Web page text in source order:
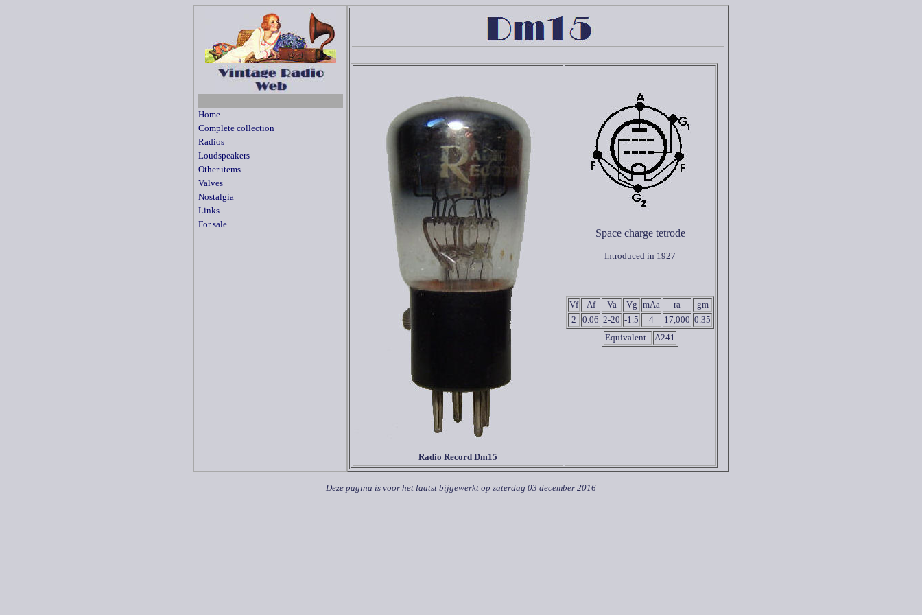
Home
Complete collection
Radios
Loudspeakers
Other items
Valves
Nostalgia
Links
For sale
Radio Record Dm15
Space charge tetrode
Introduced in 1927
Vf Af Va Vg mAa ra
gm
2
0.06 2-20 -1.5 4 17,000 0.35
Equivalent
A241
Deze pagina is voor het laatst bijgewerkt op zaterdag 03 december 2016